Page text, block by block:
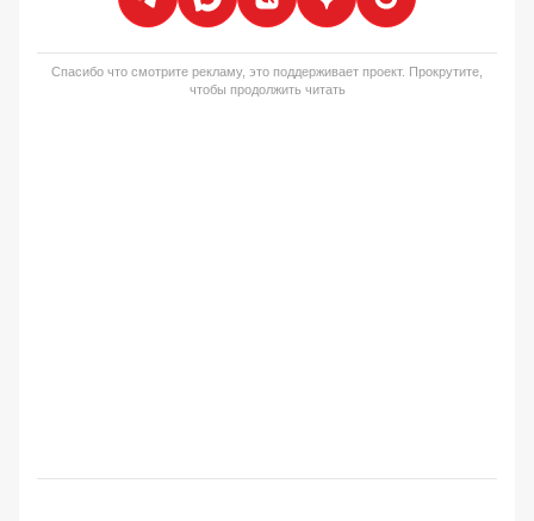
Спасибо что смотрите рекламу, это поддерживает проект. Прокрутите,
чтобы продолжить читать